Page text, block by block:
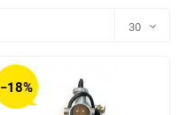
30
−18%